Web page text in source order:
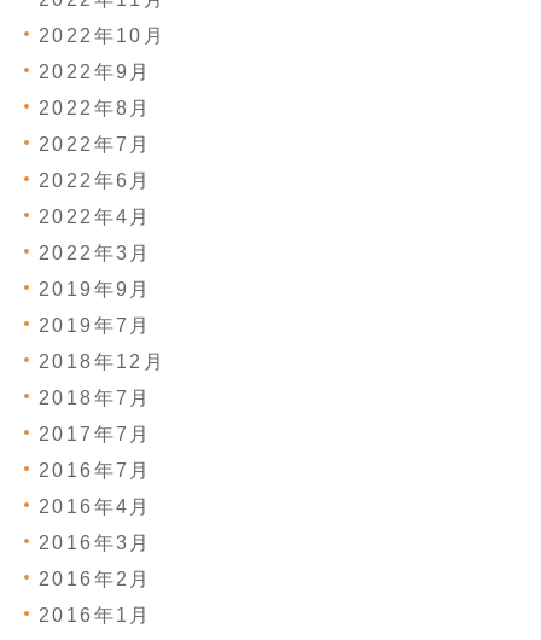
2022年10月
2022年9月
2022年8月
2022年7月
2022年6月
2022年4月
2022年3月
2019年9月
2019年7月
2018年12月
2018年7月
2017年7月
2016年7月
2016年4月
2016年3月
2016年2月
2016年1月